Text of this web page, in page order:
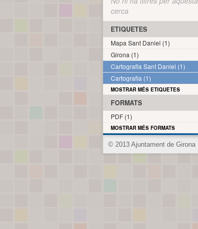
cerca
ETIQUETES
Mapa Sant Daniel (1)
Girona (1)
Cartografia Sant Daniel (1)
Cartografia (1)
MOSTRAR MÉS ETIQUETES
FORMATS
PDF (1)
MOSTRAR MÉS FORMATS
© 2013 Ajuntament de Girona